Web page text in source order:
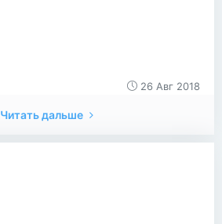
26 Авг 2018
Читать дальше